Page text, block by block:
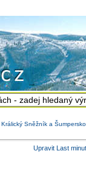
Králický Sněžník a Šumpersko
Upravit Last